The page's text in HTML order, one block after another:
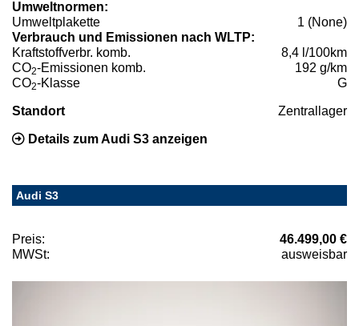
Umweltnormen:
Umweltplakette
1 (None)
Verbrauch und Emissionen nach WLTP:
Kraftstoffverbr. komb.
8,4 l/100km
CO2-Emissionen komb.
192 g/km
CO2-Klasse G
Standort Zentrallager
Details zum Audi S3 anzeigen
Audi S3
Preis:
46.499,00 €
MWSt:
ausweisbar